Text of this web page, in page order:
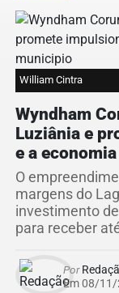
William Cintra
Wyndham
Luziânia e
e a
O
margens do
investimento
para receber
Por
Em 08/11/